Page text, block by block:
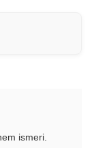
ismeri.